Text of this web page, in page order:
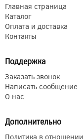
Главная страница
Каталог
Оплата и доставка
Контакты
Поддержка
Заказать звонок
Написать сообщение
О нас
Дополнительно
Политика в